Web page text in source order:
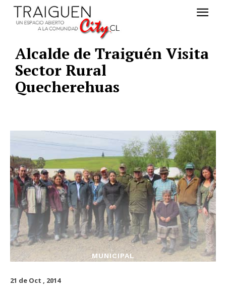
Alcalde de Traiguén Visita
Sector Rural
Quecherehuas
MUNICIPAL
21 de Oct , 2014